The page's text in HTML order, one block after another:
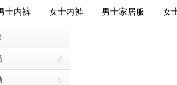
士内裤 女士内裤 男士家居服 女